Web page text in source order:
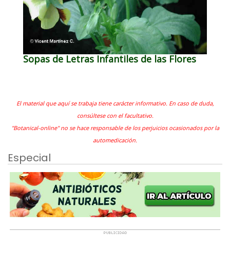
Sopas de Letras Infantiles de las Flores
El material que aquí se trabaja tiene carácter informativo. En caso de duda,
consúltese con el facultativo.
"Botanical-online" no se hace responsable de los perjuicios ocasionados por la
automedicación.
Especial